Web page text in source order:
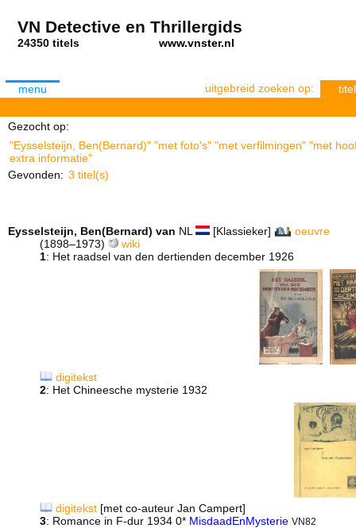
VN Detective en Thrillergids
24350 titels www.vnster.nl
menu uitgebreid zoeken op: titel
Gezocht op:
"Eysselsteijn, Ben(Bernard)" "met foto's" "met verfilmingen" "met
extra informatie"
Gevonden: 3 titel(s)
Eysselsteijn, Ben(Bernard) van NL [Klassieker]
oeuvre
(1898–1973)
wiki
1: Het raadsel van den dertienden december 1926
digitekst
2: Het Chineesche mysterie 1932
digitekst [met co-auteur Jan Campert]
3: Romance in F-dur 1934 0* MisdaadEnMysterie VN82